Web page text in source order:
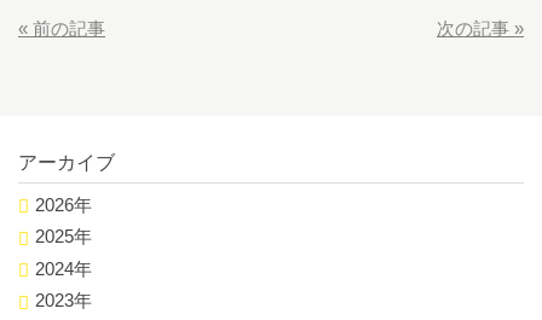
« 前の記事 次の記事 »
アーカイブ
2026年
2025年
2024年
2023年